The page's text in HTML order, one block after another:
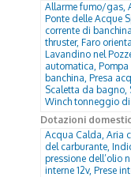
Allarme fumo/gas,
Ponte delle Acque
corrente di
thruster, Faro
Lavandino nel
automatica,
banchina, Presa
Scaletta da bagno,
Winch tonneggio
Dotazioni
Acqua Calda, Aria
del carburante,
pressione dell’olio
interne 12v, Prese